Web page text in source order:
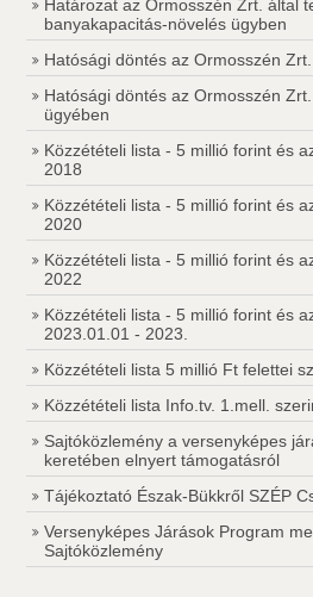
Határozat az Ormosszén Zrt. által
banyakapacitás-növelés ügyben
Hatósági döntés az Ormosszén
Hatósági döntés az Ormosszén
ügyében
Közzétételi lista - 5 millió forint és
2018
Közzétételi lista - 5 millió forint és
2020
Közzétételi lista - 5 millió forint és
2022
Közzétételi lista - 5 millió forint és
2023.01.01 - 2023.
Közzétételi lista 5 millió Ft felettei
Közzétételi lista Info.tv. 1.mell.
Sajtóközlemény a versenyképes
keretében elnyert támogatásról
Tájékoztató Észak-Bükkről SZÉP
Versenyképes Járások Program
Sajtóközlemény